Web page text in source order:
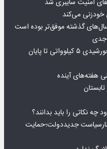
خودزنی می‌کند
گذشته موفق‌تر بوده است
جدی
تجهیز ۱۲ هزار مدرسه به نیروگاه‌های خورشیدی ۵ کیلوواتی تا پایان
آینده
چه نکاتی را باید بدانند؟
جدیددولت؛حمایت